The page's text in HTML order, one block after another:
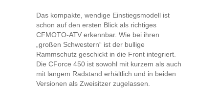
Das kompakte, wendige Einstiegsmodell ist
schon auf den ersten Blick als richtiges
CFMOTO-ATV erkennbar. Wie bei ihren
„großen Schwestern“ ist der bullige
Rammschutz geschickt in die Front integriert.
Die CForce 450 ist sowohl mit kurzem als auch
mit langem Radstand erhältlich und in beiden
Versionen als Zweisitzer zugelassen.